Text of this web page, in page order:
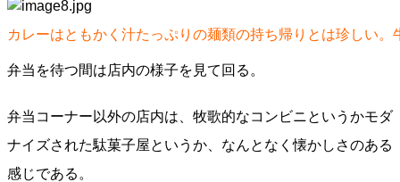
カレーはともかく汁たっぷりの麺類の持ち帰りとは珍しい
弁当を待つ間は店内の様子を見て回る。
弁当コーナー以外の店内は、牧歌的なコンビニというかモダ
ナイズされた駄菓子屋というか、なんとなく懐かしさのある
感じである。